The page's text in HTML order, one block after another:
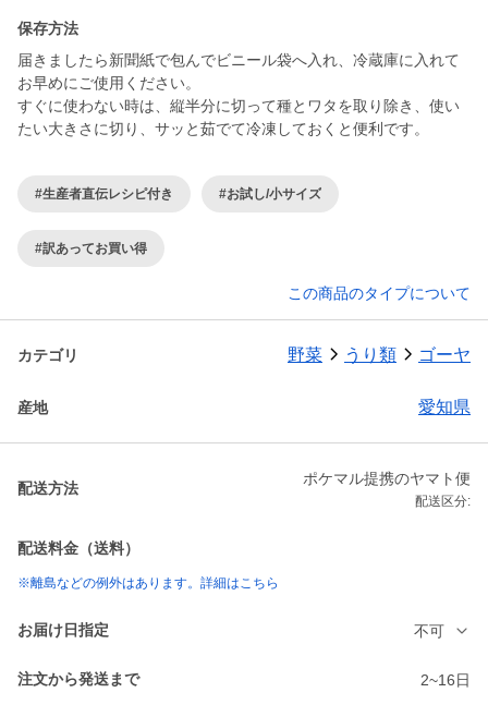
保存方法
届きましたら新聞紙で包んでビニール袋へ入れ、冷蔵庫に入れて
お早めにご使用ください。
すぐに使わない時は、縦半分に切って種とワタを取り除き、使い
たい大きさに切り、サッと茹でて冷凍しておくと便利です。
#生産者直伝レシピ付き #お試し/小サイズ
#訳あってお買い得
この商品のタイプについて
カテゴリ 野菜 うり類 ゴーヤ
産地 愛知県
配送方法
ポケマル提携のヤマト便
配送区分:
配送料金（送料）
※離島などの例外はあります。詳細はこちら
お届け日指定 不可
注文から発送まで 2~16日